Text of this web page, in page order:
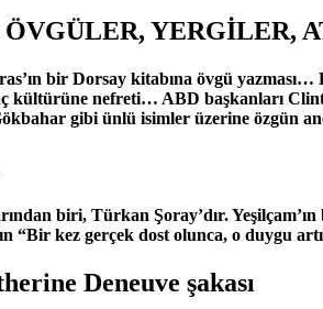
ÖVGÜLER, YERGİLER,
bir Dorsay kitabına övgü yazması…
nefreti… ABD başkanları
gibi ünlü isimler üzerine
biri, Türkan Şoray’dır.
“Bir kez gerçek dost olunca, o duygu
Deneuve şakası